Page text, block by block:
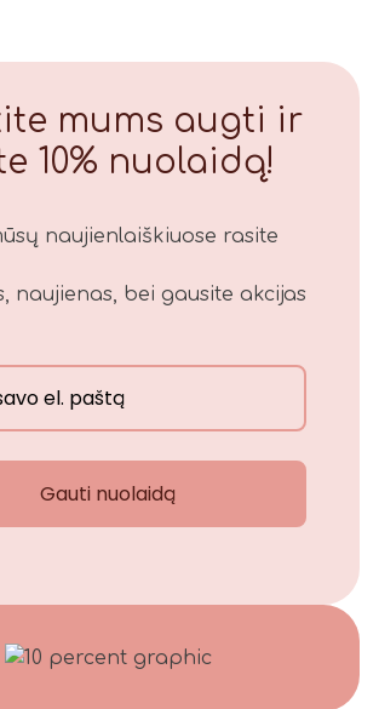
mums augti ir
10% nuolaidą!
naujienlaiškiuose rasite
naujienas, bei gausite akcijas
Gauti nuolaidą